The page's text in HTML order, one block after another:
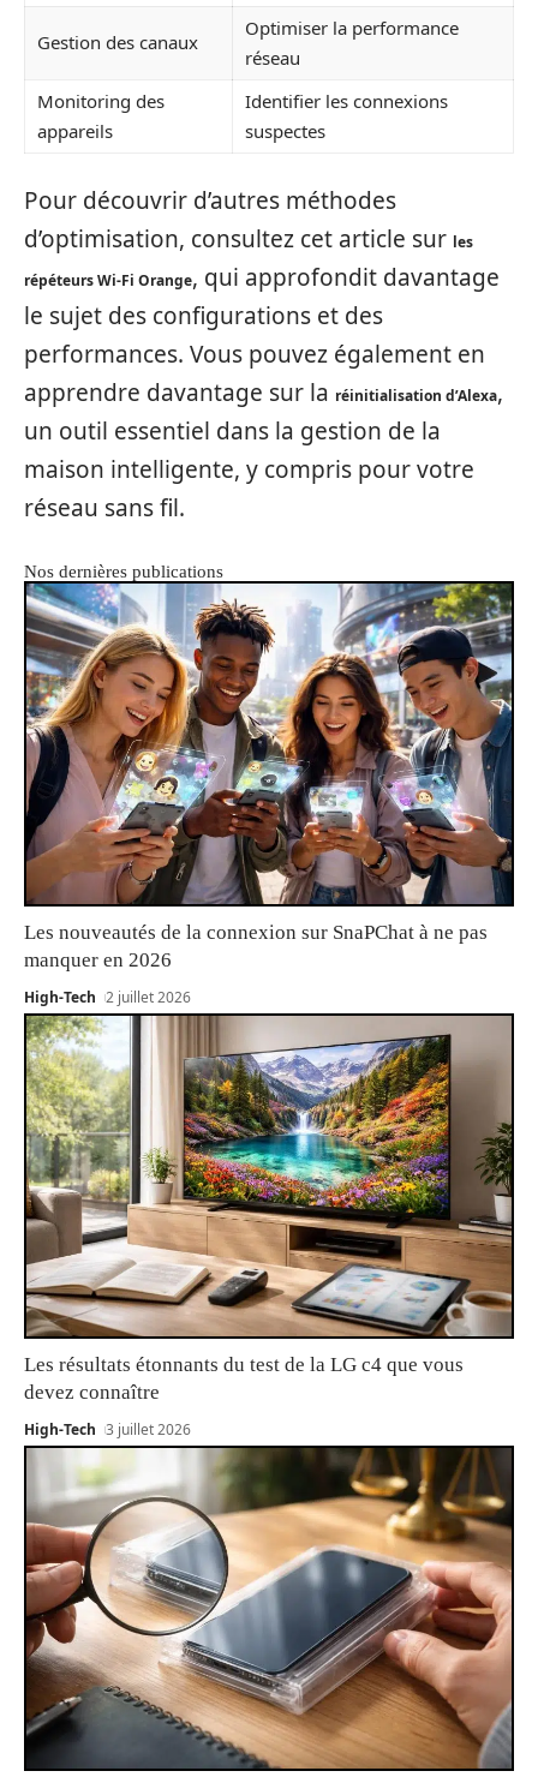
Gestion des canaux
Optimiser la performance
réseau
Monitoring des
appareils
Identifier les connexions
suspectes
Pour découvrir d’autres méthodes
d’optimisation, consultez cet article sur les
répéteurs Wi-Fi Orange, qui approfondit davantage
le sujet des configurations et des
performances. Vous pouvez également en
apprendre davantage sur la réinitialisation d’Alexa,
un outil essentiel dans la gestion de la
maison intelligente, y compris pour votre
réseau sans fil.
Nos dernières publications
Les nouveautés de la connexion sur SnaPChat à ne pas
manquer en 2026
High-Tech 2 juillet 2026
Les résultats étonnants du test de la LG c4 que vous
devez connaître
High-Tech 3 juillet 2026